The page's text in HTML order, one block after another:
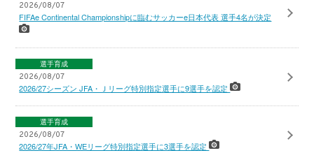
2026/08/07
FIFAe Continental Championshipに臨むサッカーe日本代表 選手4名が決定
選手育成
2026/08/07
2026/27シーズン JFA・Ｊリーグ特別指定選手に9選手を認定
選手育成
2026/08/07
2026/27年JFA・WEリーグ特別指定選手に3選手を認定